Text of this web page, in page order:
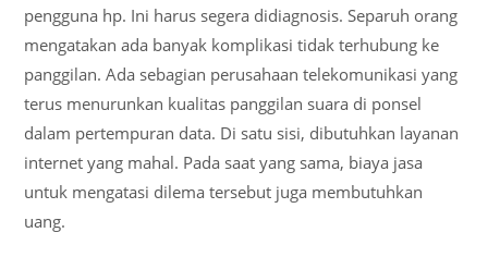
pengguna hp. Ini harus segera didiagnosis. Separuh orang
mengatakan ada banyak komplikasi tidak terhubung ke
panggilan. Ada sebagian perusahaan telekomunikasi yang
terus menurunkan kualitas panggilan suara di ponsel
dalam pertempuran data. Di satu sisi, dibutuhkan layanan
internet yang mahal. Pada saat yang sama, biaya jasa
untuk mengatasi dilema tersebut juga membutuhkan
uang.